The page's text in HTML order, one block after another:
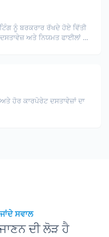
ਨੂੰ ਬਰਕਰਾਰ ਰੱਖਦੇ ਹੋਏ ਵਿੱਤੀ
ਅਤੇ ਨਿਯਮਤ ਫਾਈਲਾਂ ਦਾ
ਹੋਰ ਕਾਰਪੋਰੇਟ ਦਸਤਾਵੇਜ਼ਾਂ ਦਾ
ਸਵਾਲ
ਦੀ ਲੋੜ ਹੈ